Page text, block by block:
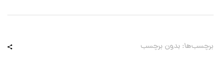
برچسب‌ها: بدون برچسب